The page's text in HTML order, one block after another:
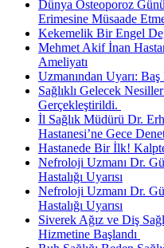
Dünya Osteoporoz
Erimesine Müsaade
Kekemelik Bir Engel
Mehmet Akif İnan
Ameliyatı
Uzmanından Uyarı:
Sağlıklı Gelecek
Gerçekleştirildi. ​
İl Sağlık Müdürü Dr.
Hastanesi’ne Gece
Hastanede Bir İlk!
Nefroloji Uzmanı Dr.
Hastalığı Uyarısı
Nefroloji Uzmanı Dr.
Hastalığı Uyarısı
Siverek Ağız ve Diş
Hizmetine Başlandı ​